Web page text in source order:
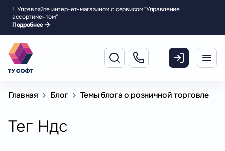
! Управляйте интернет-магазином с сервисом "Управление
ассортиментом"
Подробнее
Главная Блог Темы блога о розничной торговле
Тег Ндс